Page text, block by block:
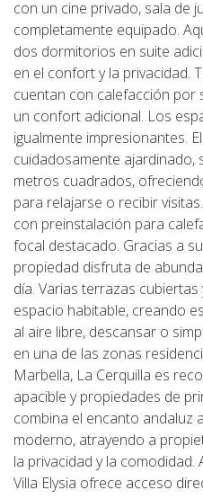
con un cine privado, sala de
completamente equipado.
dos dormitorios en suite
en el confort y la privacidad.
cuentan con calefacción por
un confort adicional. Los
igualmente impresionantes.
cuidadosamente ajardinado,
metros cuadrados,
para relajarse o recibir
con preinstalación para
focal destacado. Gracias a
propiedad disfruta de
día. Varias terrazas
espacio habitable, creando
al aire libre, descansar o
en una de las zonas
Marbella, La Cerquilla es
apacible y propiedades de
combina el encanto andaluz
moderno, atrayendo a
la privacidad y la
Villa Elysia ofrece acceso